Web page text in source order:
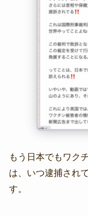
もう日本でもワク
は、いつ逮捕され
す。